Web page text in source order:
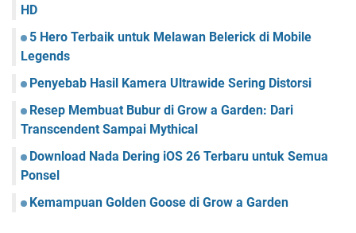
HD
5 Hero Terbaik untuk Melawan Belerick di Mobile
Legends
Penyebab Hasil Kamera Ultrawide Sering Distorsi
Resep Membuat Bubur di Grow a Garden: Dari
Transcendent Sampai Mythical
Download Nada Dering iOS 26 Terbaru untuk Semua
Ponsel
Kemampuan Golden Goose di Grow a Garden